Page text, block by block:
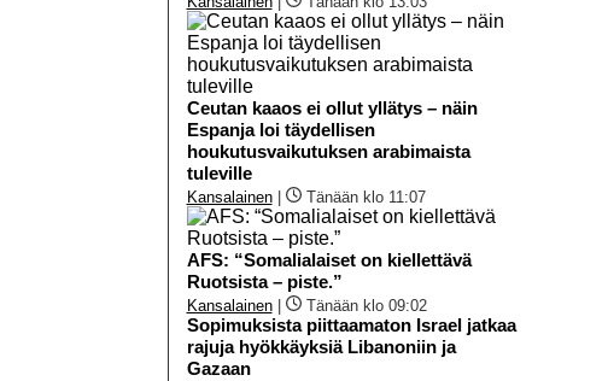
Ceutan kaaos ei ollut yllätys – näin
Espanja loi täydellisen
houkutusvaikutuksen arabimaista
tuleville
Kansalainen| Tänään klo 11:07
AFS: “Somalialaiset on kiellettävä
Ruotsista – piste.”
Kansalainen| Tänään klo 09:02
Sopimuksista piittaamaton Israel jatkaa
rajuja hyökkäyksiä Libanoniin ja
Gazaan